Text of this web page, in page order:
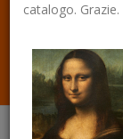
catalogo. Grazie.